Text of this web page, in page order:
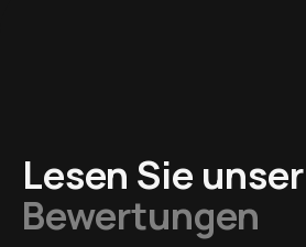
Lesen Sie unser
Bewertungen